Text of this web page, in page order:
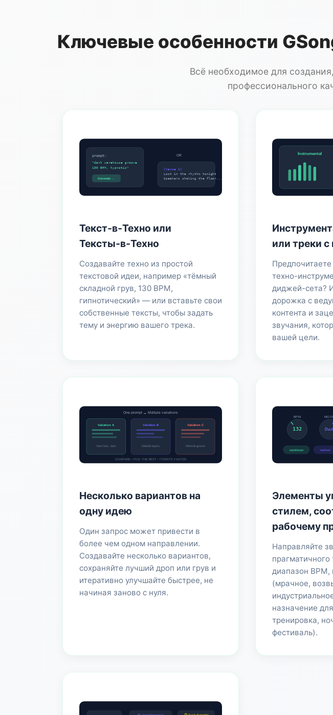
Ключевые особенности
Всё необходимое для
профессионального
prompt:
"dark warehouse groove
130 BPM, hypnotic"
Generate →
OR
[Verse 1]
Lost in the rhythm tonight
Speakers shaking the floor...
Текст‑в‑Техно или
Тексты‑в‑Техно
Создавайте техно из простой
текстовой идеи, например «тёмный
складной грув, 130 BPM,
гипнотический» — или вставьте свои
собственные тексты, чтобы задать
тему и энергию вашего трека.
Instrumental
или треки
техно-
диджей-сета?
дорожка с
контента и
звучания,
вашей цели.
One prompt → Multiple variations
Variation A
Hard kick, dark
Variation B
Melodic layers
Variation C
Minimal groove
COMPARE • PICK THE BEST • ITERATE FASTER
Несколько вариантов на
одну идею
Один запрос может привести в
более чем одном направлении.
Создавайте несколько вариантов,
сохраняйте лучший дроп или грув и
итеративно улучшайте быстрее, не
начиная заново с нуля.
BPM
132
warehouse workout
Элементы
стилем,
рабочему
Направляйте
диапазон BPM,
(мрачное,
назначение
тренировка,
фестиваль).